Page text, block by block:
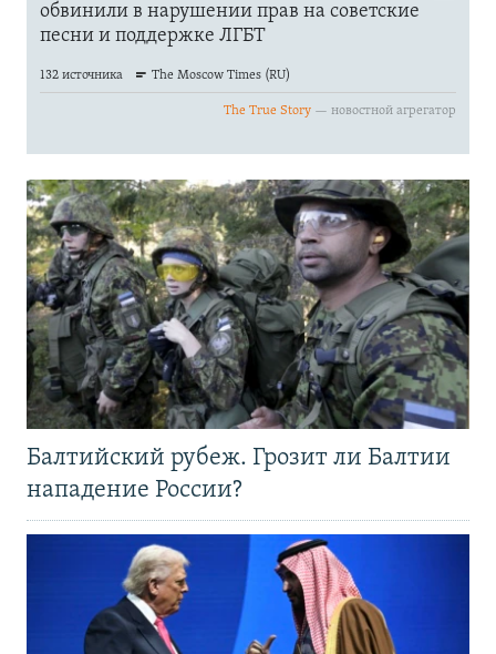
Балтийский рубеж. Грозит ли Балтии
нападение России?